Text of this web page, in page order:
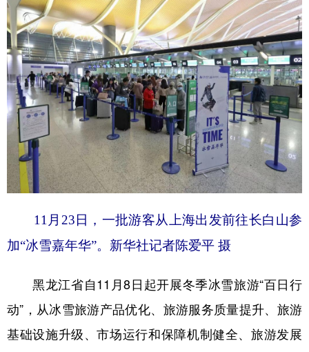
11月23日，一批游客从上海出发前往长白山参
加“冰雪嘉年华”。新华社记者陈爱平 摄
黑龙江省自11月8日起开展冬季冰雪旅游“百日行
动”，从冰雪旅游产品优化、旅游服务质量提升、旅游
基础设施升级、市场运行和保障机制健全、旅游发展